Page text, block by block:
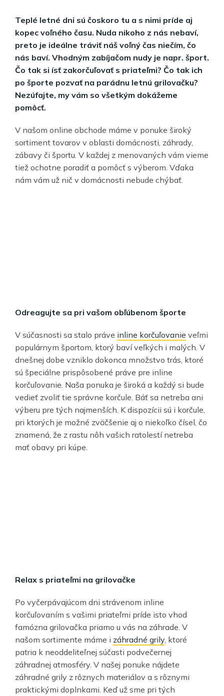
Teplé letné dni sú čoskoro tu a s nimi príde aj
kopec voľného času. Nuda nikoho z nás nebaví,
preto je ideálne tráviť náš voľný čas niečím, čo
nás baví. Vhodným zabíjačom nudy je napr. šport.
Čo tak si ísť zakorčuľovať s priateľmi? Čo tak ich
po športe pozvať na parádnu letnú grilovačku?
Nezúfajte, my vám so všetkým dokážeme
pomôcť.
V našom online obchode máme v ponuke široký
sortiment tovarov v oblasti domácnosti, záhrady,
zábavy či športu. V každej z menovaných vám vieme
tiež ochotne poradiť a pomôcť s výberom. Vďaka
nám vám už nič v domácnosti nebude chýbať.
Odreagujte sa pri vašom obľúbenom športe
V súčasnosti sa stalo práve inline korčuľovanie veľmi
populárnym športom, ktorý baví veľkých i malých. V
dnešnej dobe vzniklo dokonca množstvo trás, ktoré
sú špeciálne prispôsobené práve pre inline
korčuľovanie. Naša ponuka je široká a každý si bude
vedieť zvoliť tie správne korčule. Báť sa netreba ani
výberu pre tých najmenších. K dispozícii sú i korčule,
pri ktorých je možné zväčšenie aj o niekoľko čísel, čo
znamená, že z rastu nôh vašich ratolestí netreba
mať obavy pri kúpe.
Relax s priateľmi na grilovačke
Po vyčerpávajúcom dni strávenom inline
korčuľovaním s vašimi priateľmi príde isto vhod
famózna grilovačka priamo u vás na záhrade. V
našom sortimente máme i záhradné grily , ktoré
patria k neoddeliteľnej súčasti podvečernej
záhradnej atmosféry. V našej ponuke nájdete
záhradné grily z rôznych materiálov a s rôznymi
praktickými doplnkami. Keď už sme pri tých